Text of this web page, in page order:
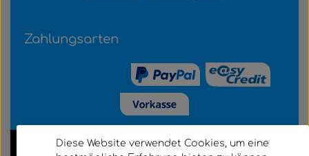
Zahlungsarten
Diese Website verwendet Cookies, um eine